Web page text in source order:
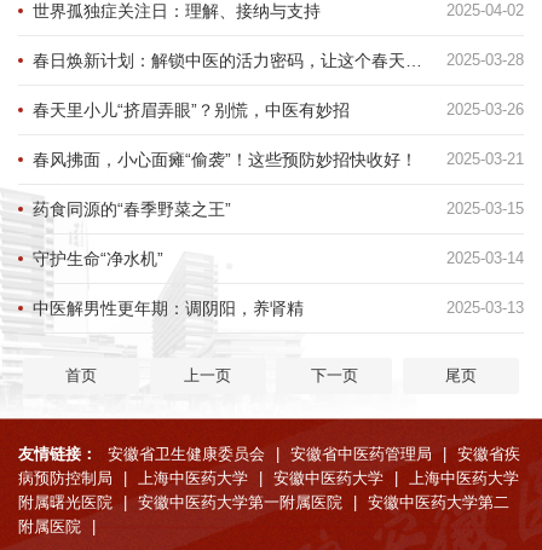
世界孤独症关注日：理解、接纳与支持 2025-04-02
2025-03-28
春天里小儿“挤眉弄眼”？别慌，中医有妙招 2025-03-26
春风拂面，小心面瘫“偷袭”！这些预防妙招快收好！ 2025-03-21
药食同源的“春季野菜之王” 2025-03-15
守护生命“净水机” 2025-03-14
中医解男性更年期：调阴阳，养肾精 2025-03-13
首页 上一页 下一页 尾页
友情链接： 安徽省卫生健康委员会 安徽省中医药管理局
安徽省疾
病预防控制局
上海中医药大学 安徽中医药大学
上海中医药大学
附属曙光医院
安徽中医药大学第一附属医院
安徽中医药大学第二
附属医院